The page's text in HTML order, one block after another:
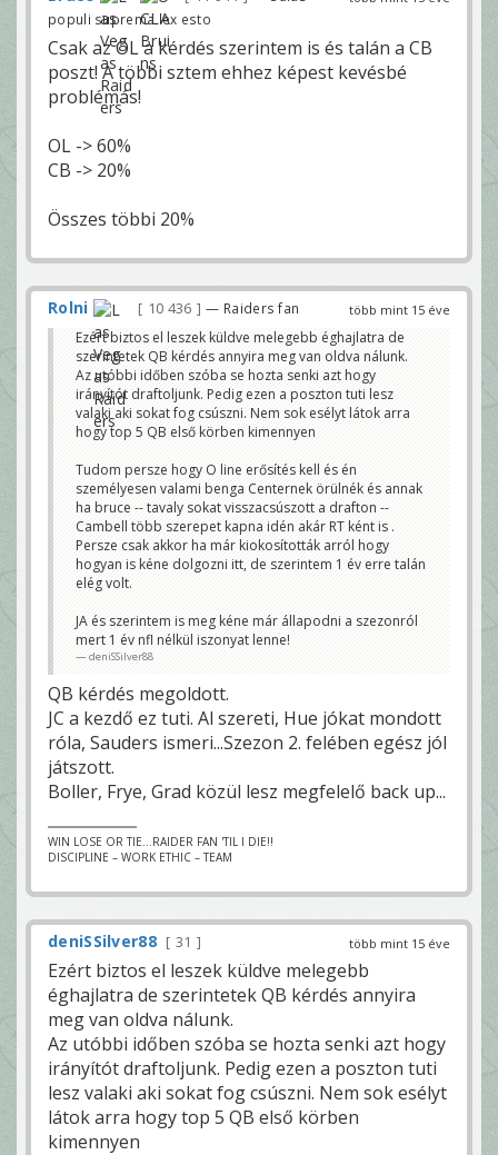
populi suprema lex esto
Csak az OL a kérdés szerintem is és talán a CB
poszt! A többi sztem ehhez képest kevésbé
problémás!
OL -> 60%
CB -> 20%
Összes többi 20%
több mint 15 éve
Rolni 10 436 — Raiders fan
Ezért biztos el leszek küldve melegebb éghajlatra de
szerintetek QB kérdés annyira meg van oldva nálunk.
Az utóbbi időben szóba se hozta senki azt hogy
irányítót draftoljunk. Pedig ezen a poszton tuti lesz
valaki aki sokat fog csúszni. Nem sok esélyt látok arra
hogy top 5 QB első körben kimennyen
Tudom persze hogy O line erősítés kell és én
személyesen valami benga Centernek örülnék és annak
ha bruce -- tavaly sokat visszacsúszott a drafton --
Cambell több szerepet kapna idén akár RT ként is .
Persze csak akkor ha már kiokosították arról hogy
hogyan is kéne dolgozni itt, de szerintem 1 év erre talán
elég volt.
JA és szerintem is meg kéne már állapodni a szezonról
mert 1 év nfl nélkül iszonyat lenne!
deniSSilver88
QB kérdés megoldott.
JC a kezdő ez tuti. Al szereti, Hue jókat mondott
róla, Sauders ismeri...Szezon 2. felében egész jól
játszott.
Boller, Frye, Grad közül lesz megfelelő back up...
WIN LOSE OR TIE...RAIDER FAN 'TIL I DIE!!
DISCIPLINE – WORK ETHIC – TEAM
több mint 15 éve
deniSSilver88 31
Ezért biztos el leszek küldve melegebb
éghajlatra de szerintetek QB kérdés annyira
meg van oldva nálunk.
Az utóbbi időben szóba se hozta senki azt hogy
irányítót draftoljunk. Pedig ezen a poszton tuti
lesz valaki aki sokat fog csúszni. Nem sok esélyt
látok arra hogy top 5 QB első körben
kimennyen